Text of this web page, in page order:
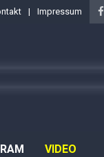
Impressum
VIDEO